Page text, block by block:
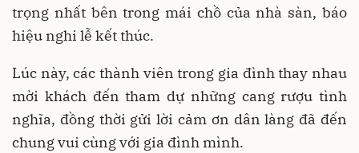
trọng nhất bên trong mái chồ của nhà sàn, báo
hiệu nghi lễ kết thúc.
Lúc này, các thành viên trong gia đình thay nhau
mời khách đến tham dự những cang rượu tình
nghĩa, đồng thời gửi lời cảm ơn dân làng đã đến
chung vui cùng với gia đình mình.